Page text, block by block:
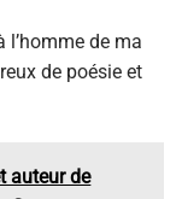
de ma
de poésie et
auteur de